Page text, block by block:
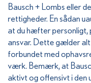
Bausch + Lombs eller
rettigheder. En sådan
at du hæfter
ansvar. Dette gælder
forbundet med
værk. Bemærk, at
aktivt og offensivt i den